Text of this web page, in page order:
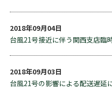
2018年09月04日
台風21号接近に伴う関西支店臨
2018年09月03日
台風21号の影響による配送遅延